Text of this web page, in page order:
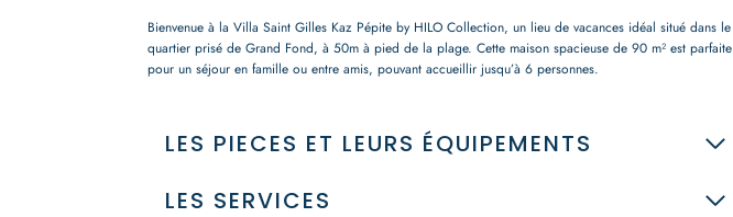
Bienvenue à la Villa Saint Gilles Kaz Pépite by HILO Collection, un lieu de vacances idéal situé dans le
quartier prisé de Grand Fond, à 50m à pied de la plage. Cette maison spacieuse de 90 m² est parfaite
pour un séjour en famille ou entre amis, pouvant accueillir jusqu’à 6 personnes.
LES PIECES ET LEURS ÉQUIPEMENTS
LES SERVICES